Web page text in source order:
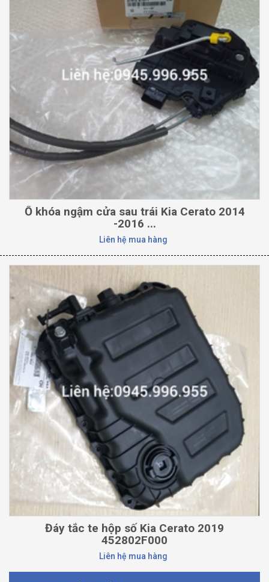
Ổ khóa ngậm cửa sau trái Kia Cerato 2014
-2016 ...
Liên hệ mua hàng
Đáy tắc te hộp số Kia Cerato 2019
452802F000
Liên hệ mua hàng